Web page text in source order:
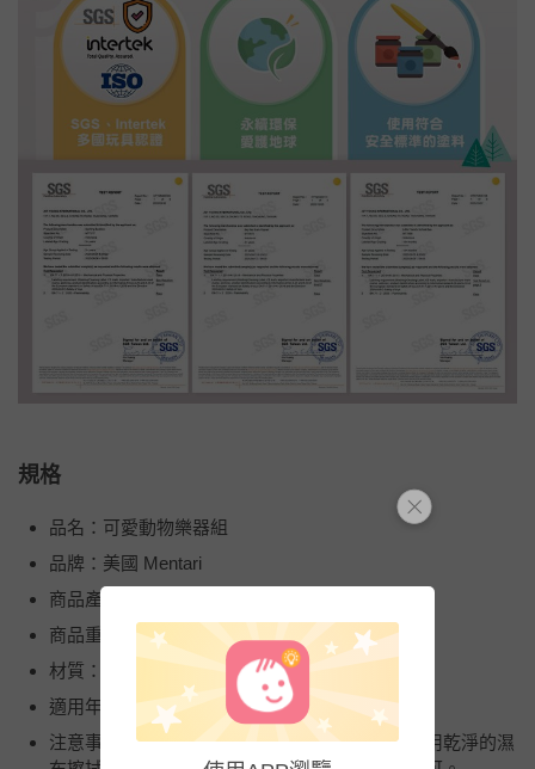
規格
品名：可愛動物樂器組
品牌：美國 Mentari
商品產地（國）：印尼
商品重（容）量：0.38 kg
材質：木材
適用年齡：3+
注意事項：木質玩具如有髒汙請勿浸水洗滌，使用乾淨的濕